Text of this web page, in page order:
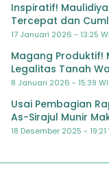
Inspiratif!
Tercepat dan
17 Januari 2026 - 13:25
Magang Produktif!
Legalitas Tanah
8 Januari 2026 - 15:39
Usai Pembagian
As-Sirajul Munir
Semester
18 Desember 2025 - 19:21